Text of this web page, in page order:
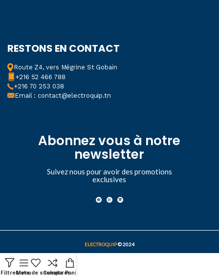
RESTONS EN CONTACT
Route Z4, vers Mégrine St Gobain
+216 52 466 788
+216 70 253 038
Email : contact@electroquip.tn
Abonnez vous à notre
newsletter
Suivez nous pour avoir des promotions
exclusives
ELECTROQUIP© 2024
FiltresMenu
Liste de souhaits
ComparerPanier